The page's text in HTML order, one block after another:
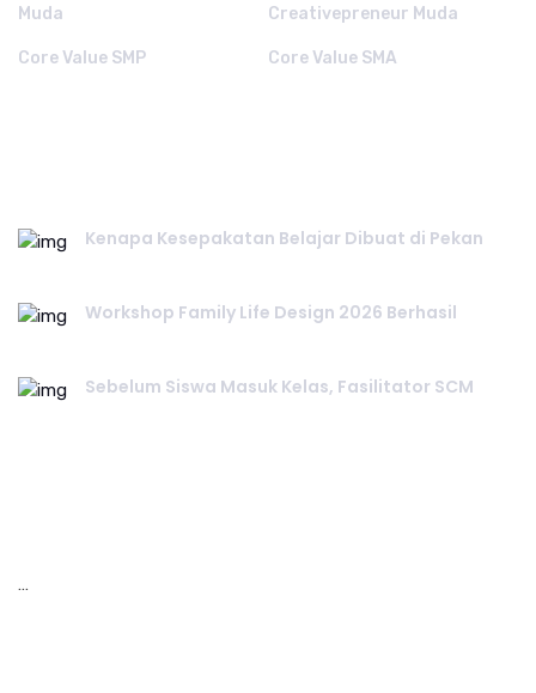
Muda
Creativepreneur Muda
Core Value SMP Core Value SMA
Kenapa Kesepakatan Belajar Dibuat di Pekan
Workshop Family Life Design 2026 Berhasil
Sebelum Siswa Masuk Kelas, Fasilitator SCM
…